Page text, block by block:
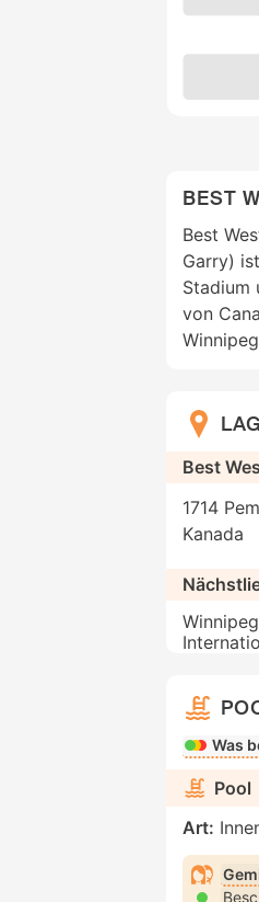
BEST
Best
Garry)
Stadium
von
Best
1714
Kanada
Was
Pool
Art: